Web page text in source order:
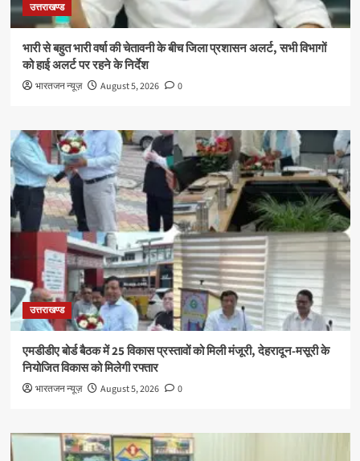
उत्तराखण्ड
भारी से बहुत भारी वर्षा की चेतावनी के बीच जिला प्रशासन अलर्ट, सभी विभागों
को हाई अलर्ट पर रहने के निर्देश
भारतजन न्यूज़ August 5, 2026 0
उत्तराखण्ड
एमडीडीए बोर्ड बैठक में 25 विकास प्रस्तावों को मिली मंजूरी, देहरादून-मसूरी के
नियोजित विकास को मिलेगी रफ्तार
भारतजन न्यूज़ August 5, 2026 0